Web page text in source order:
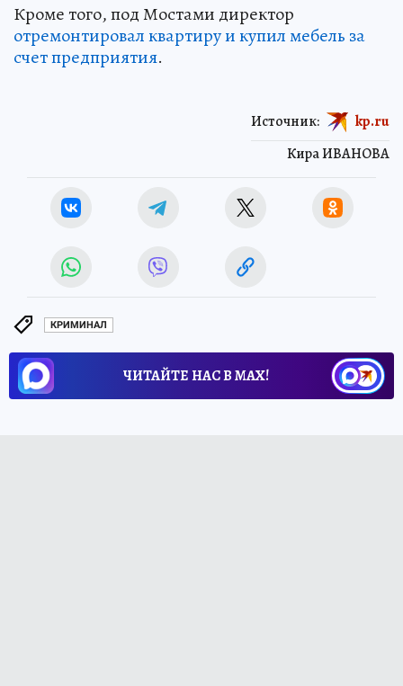
Кроме того, под Мостами директор
отремонтировал квартиру и купил мебель за
счет предприятия.
Кира ИВАНОВА
Источник: kp.ru
КРИМИНАЛ
ЧИТАЙТЕ НАС В МАХ!